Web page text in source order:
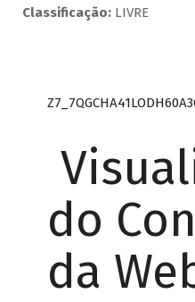
Classificação:LIVRE
do
da